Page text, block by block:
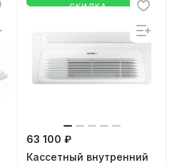
СКИДКА
63 100 ₽
Кассетный внутренний